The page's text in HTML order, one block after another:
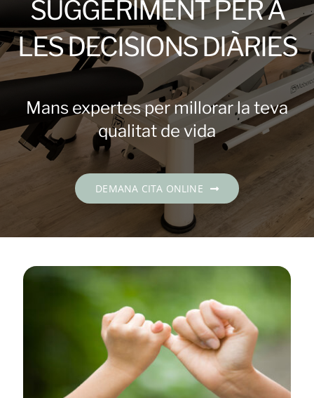
Contacte
DEMANA CITA
Català
SUGGERIMENT PER A
LES DECISIONS DIÀRIES
Mans expertes per millorar la teva
qualitat de vida
DEMANA CITA ONLINE